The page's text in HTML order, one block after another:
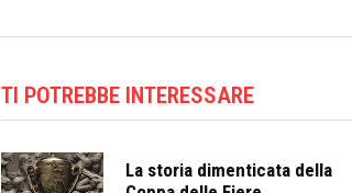
TI POTREBBE INTERESSARE
La storia dimenticata della